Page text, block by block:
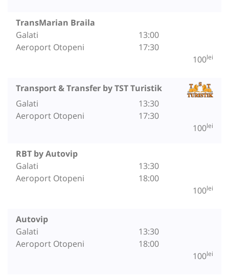
TransMarian Braila
Galati
Aeroport Otopeni
13:00
17:30
100lei
Transport & Transfer by TST Turistik
Galati
Aeroport Otopeni
13:30
17:30
100lei
RBT by Autovip
Galati
Aeroport Otopeni
13:30
18:00
100lei
Autovip
Galati
Aeroport Otopeni
13:30
18:00
100lei